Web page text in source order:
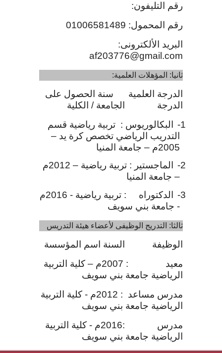
رقم التليفون:
رقم المحمول: 01006581489
البريد الألكترونى:
af203776@gmail.com
ثانيا: المؤهلات العلمية:
الدرجة العلمية سنة الحصول على
الدرجة الجامعة / الكلية
1-
البكالوريوس : تربية رياضية قسم
التدريب الرياضي تخصص كرة يد –
2005م – جامعة المنيا
2-
الماجستير : تربية رياضية – 2012م
– جامعة المنيا
3-
الدكتوراه : تربية رياضية - 2016م
- جامعة بني سويف
ثالثا: التدريج الوظيفى لأعضاء هيئة التدريس
الوظيفة السنة اسم المؤسسة
معيد : 2007م – كلية التربية
الرياضية جامعة بني سويف
مدرس مساعد : 2012م - كلية التربية
الرياضية جامعة بني سويف
مدرس :2016م - كلية التربية
الرياضية جامعة بني سويف